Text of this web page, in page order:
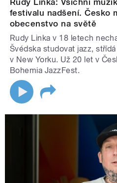
festivalu nadšení. Česko
obecenstvo na světě
Rudy Linka v 18 letech
Švédska studovat jazz,
v New Yorku. Už 20 let v
Bohemia JazzFest.